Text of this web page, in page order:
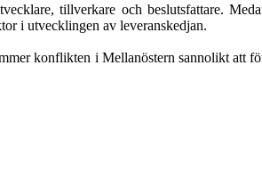
tillverkare och beslutsfattare.
i utvecklingen av leveranskedjan.
konflikten i Mellanöstern sannolikt att